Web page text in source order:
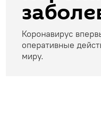
Коронавирус
оперативные
миру.